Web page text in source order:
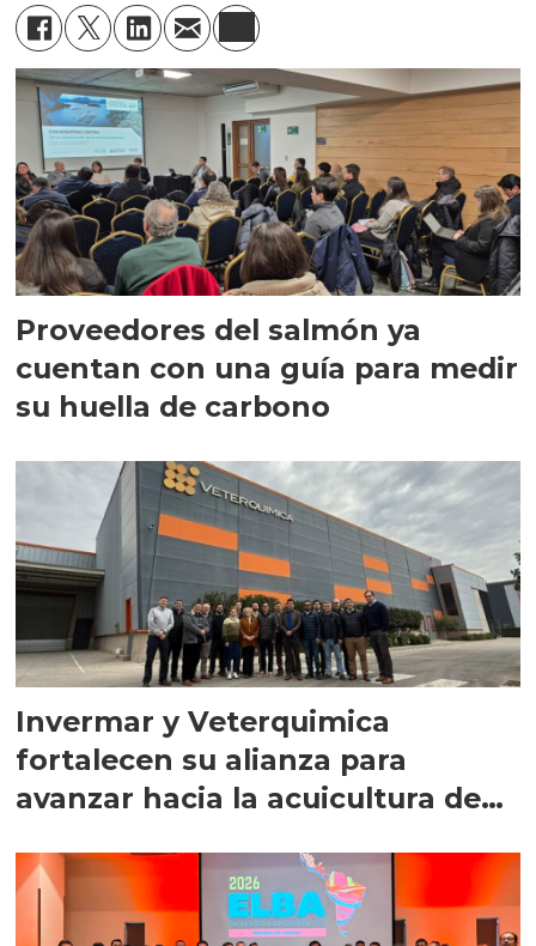
Proveedores del salmón ya
cuentan con una guía para medir
su huella de carbono
Invermar y Veterquimica
fortalecen su alianza para
avanzar hacia la acuicultura de